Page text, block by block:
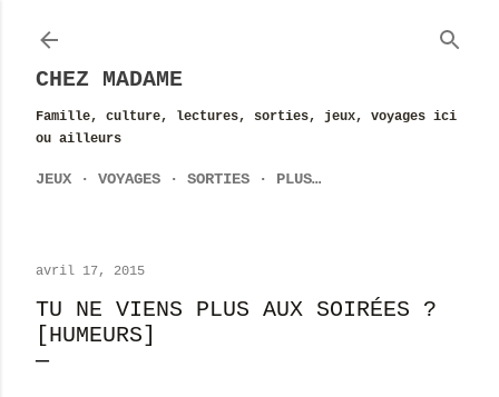
CHEZ MADAME
Famille, culture, lectures, sorties, jeux, voyages ici
ou ailleurs
JEUX VOYAGES SORTIES PLUS…
avril 17, 2015
TU NE VIENS PLUS AUX SOIRÉES ?
[HUMEURS]